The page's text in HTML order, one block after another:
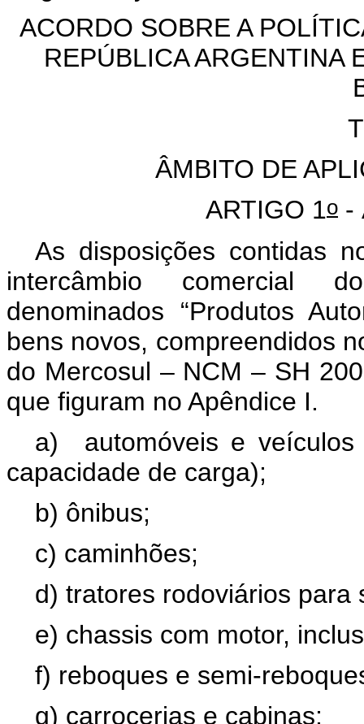
ACORDO SOBRE A
REPÚBLICA ARGENTINA
ÂMBITO DE
ARTIGO 1o -
As disposições contidas
intercâmbio comercial
denominados “Produtos
bens novos, compreendidos
do Mercosul – NCM – SH
que figuram no Apêndice I.
a) automóveis e veículos
capacidade de carga);
b) ônibus;
c) caminhões;
d) tratores rodoviários para
e) chassis com motor,
f) reboques e semi-
g) carrocerias e cabinas;